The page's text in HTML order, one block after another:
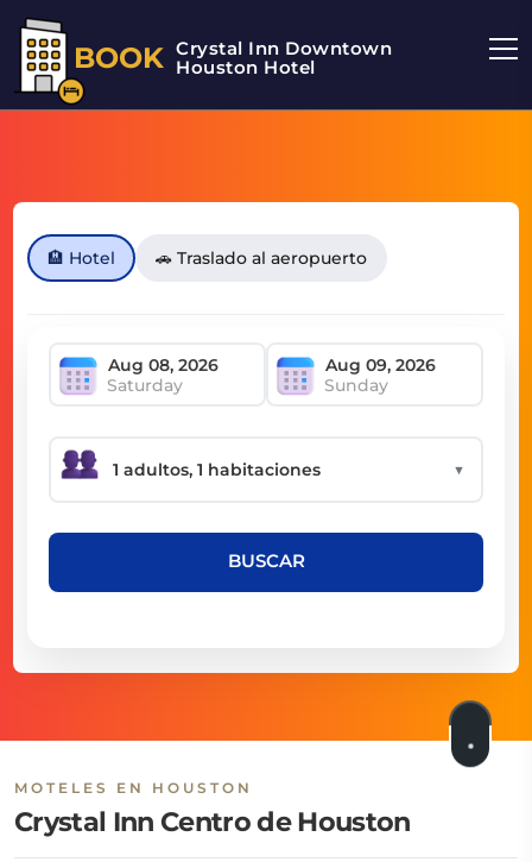
BOOK Crystal Inn Downtown
Houston Hotel
🏨 Hotel 🚗 Traslado al aeropuerto
Saturday Sunday
▼
BUSCAR
MOTELES EN HOUSTON
Crystal Inn Centro de Houston